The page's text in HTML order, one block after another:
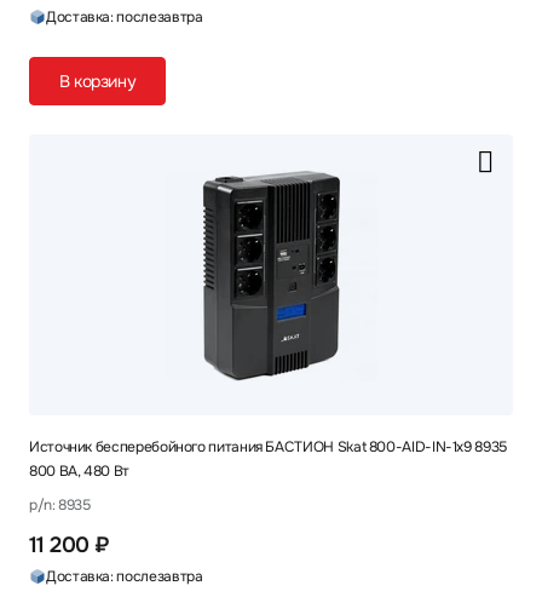
Доставка: послезавтра
В корзину
Источник бесперебойного питания БАСТИОН Skat 800-AID-IN-1x9 8935
800 ВА, 480 Вт
p/n: 8935
11 200 ₽
Доставка: послезавтра